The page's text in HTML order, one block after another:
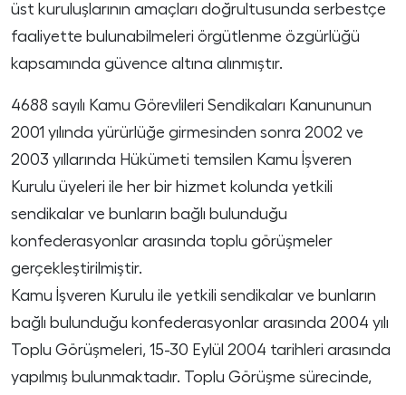
üst kuruluşlarının amaçları doğrultusunda serbestçe
faaliyette bulunabilmeleri örgütlenme özgürlüğü
kapsamında güvence altına alınmıştır.
4688 sayılı Kamu Görevlileri Sendikaları Kanununun
2001 yılında yürürlüğe girmesinden sonra 2002 ve
2003 yıllarında Hükümeti temsilen Kamu İşveren
Kurulu üyeleri ile her bir hizmet kolunda yetkili
sendikalar ve bunların bağlı bulunduğu
konfederasyonlar arasında toplu görüşmeler
gerçekleştirilmiştir.
Kamu İşveren Kurulu ile yetkili sendikalar ve bunların
bağlı bulunduğu konfederasyonlar arasında 2004 yılı
Toplu Görüşmeleri, 15-30 Eylül 2004 tarihleri arasında
yapılmış bulunmaktadır. Toplu Görüşme sürecinde,